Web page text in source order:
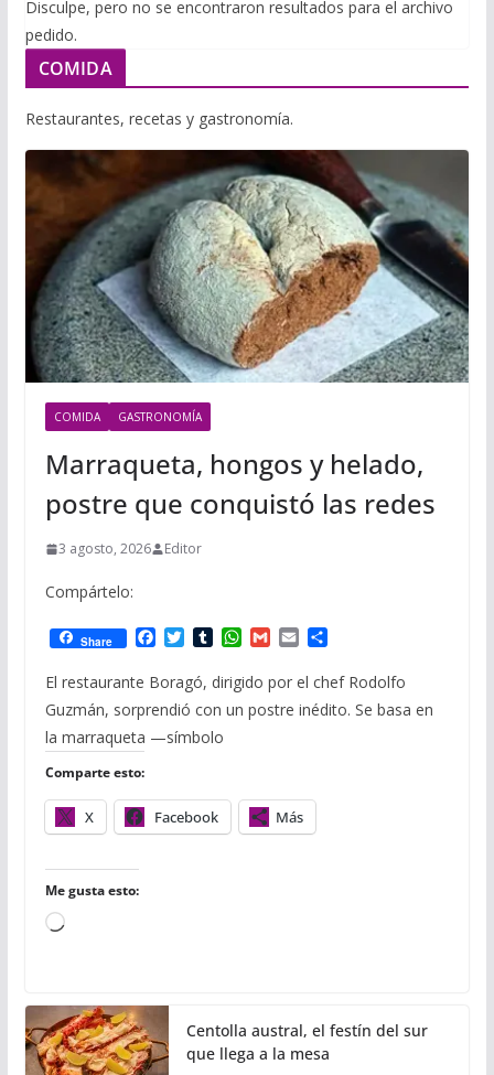
Disculpe, pero no se encontraron resultados para el archivo
pedido.
COMIDA
Restaurantes, recetas y gastronomía.
COMIDA GASTRONOMÍA
Marraqueta, hongos y helado,
postre que conquistó las redes
3 agosto, 2026 Editor
Compártelo:
Share
F
c
b
o
T
i
t
t
e
T
m
l
r
W
a
t
s
G
a
i
l
E
a
l
C
m
a
El restaurante Boragó, dirigido por el chef Rodolfo
Guzmán, sorprendió con un postre inédito. Se basa en
la marraqueta —símbolo
Comparte esto:
X Facebook Más
Me gusta esto:
C
g
a
n
Centolla austral, el festín del sur
que llega a la mesa
m
a
t
r